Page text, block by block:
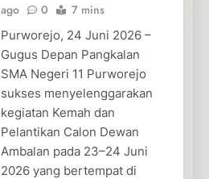
ago
0 7 mins
Purworejo, 24 Juni 2026 –
Gugus Depan Pangkalan
SMA Negeri 11 Purworejo
sukses menyelenggarakan
kegiatan Kemah dan
Pelantikan Calon Dewan
Ambalan pada 23–24 Juni
2026 yang bertempat di